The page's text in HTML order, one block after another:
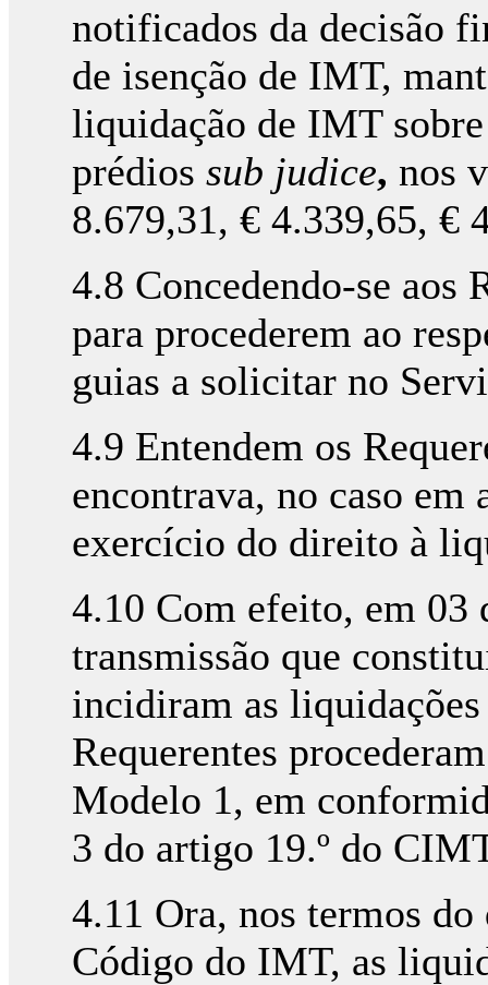
notificados da decisão
de isenção de IMT,
liquidação de IMT
prédios sub judice, nos
8.679,31, € 4.339,65, €
4.8 Concedendo-se aos
para procederem ao
guias a solicitar no
4.9 Entendem os
encontrava, no caso em
exercício do direito à
4.10 Com efeito, em 03
transmissão que
incidiram as
Requerentes
Modelo 1, em
3 do artigo 19.º do
4.11 Ora, nos termos
Código do IMT, as